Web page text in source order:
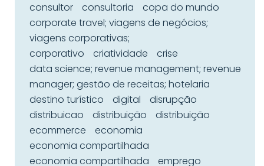
consultor
consultoria
copa do mundo
corporate travel; viagens de negócios;
viagens corporativas;
corporativo
criatividade
crise
data science; revenue management; revenue
manager; gestão de receitas; hotelaria
destino turístico
digital
disrupção
distribuicao
distribuição
distribuição
ecommerce
economia
economia compartilhada
economia compartilhada
emprego